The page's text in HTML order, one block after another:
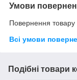
Умови
Повернення товару
Всі умови
Подібні товари